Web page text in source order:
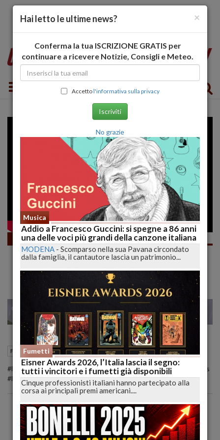
Toggle navigation
Fumetti
MANUELE FIOR e la sua Splendida
CELESTIA | LUCCA 2021 | lucadeejay
MILANO 22 25
Fumetti Lucca (LU) 12 Febbraio 2022 12:49
#lucadeejay #manuelefior #celestia #oblomov #lucca #luccacomics
#lucca2021
×
Hai letto le ultime news?
Conferma la tua ISCRIZIONE GRATIS per
continuare a ricevere Notizie, Consigli e Meteo.
Accettol'informativa sulla privacy
Iscriviti
No grazie
Musica
Addio a Francesco Guccini: si spegne a 86 anni
una delle voci più grandi della canzone italiana
MODENA - Scomparso nella sua Pavana circondato
dalla famiglia, il cantautore lascia un patrimonio...
Fumetti
Eisner Awards 2026, l’Italia lascia il segno:
tutti i vincitori e i fumetti già disponibili
Cinque professionisti italiani hanno partecipato alla
corsa ai principali premi americani....